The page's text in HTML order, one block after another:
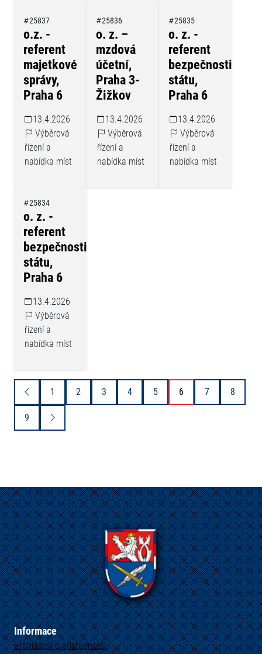
25837
o.z. -
referent
majetkové
správy,
Praha 6
13.4.2026
Výběrová
řízení a
nabídka míst
25836
o. z. –
mzdová
účetní,
Praha 3-
Žižkov
13.4.2026
Výběrová
řízení a
nabídka míst
25835
o. z. -
referent
bezpečnosti
státu,
Praha 6
13.4.2026
Výběrová
řízení a
nabídka míst
25834
o. z. -
referent
bezpečnosti
státu,
Praha 6
13.4.2026
Výběrová
řízení a
nabídka míst
1 2 3 4 5 6 7 8
9
Informace
Prohlášení o přístupnosti